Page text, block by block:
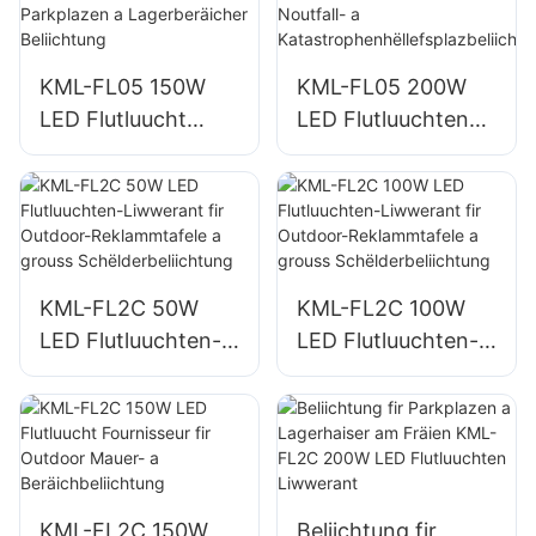
Open-Right-
ng
KML-FL05 150W
LED Flutluucht
Fournisseur fir
Parkplazen a
Lagerberäicher
Beliichtung
KML-FL05 200W
LED Flutluuchten
Liwwerant,
Noutfall- a
Katastrophenhëllef
splazbeliichtung
KML-FL2C 50W
LED Flutluuchten-
Liwwerant fir
Outdoor-
Reklammtafele a
grouss
KML-FL2C 100W
LED Flutluuchten-
Liwwerant fir
Outdoor-
Reklammtafele a
grouss
KML-FL2C 150W
Beliichtung fir